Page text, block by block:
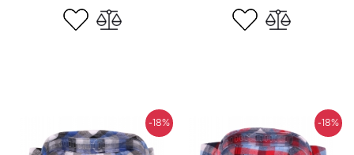
-18% -18%